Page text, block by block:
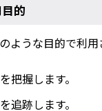
的
ような目的で利用
把握します。
追跡します。